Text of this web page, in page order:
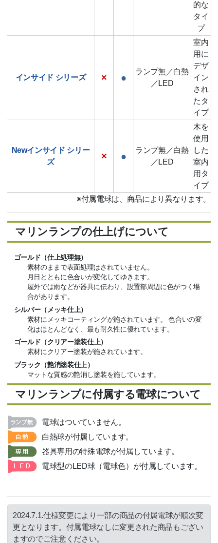
的な
タイ
プ
インサイド シリーズ × ●
ランプ無／白熱
／LED
室内
用に
デザ
イン
され
たタ
イプ
Newインサイド シリー
ズ
× ●
ランプ無／白熱
／LED
木を
使用
した
室内
用タ
イプ
※付属電球は、商品により異なります。
マリンランプの仕上げについて
ゴールド（仕上処理無）
素材のままで表面処理はされていません。
月日とともに色合いが変化してゆきます。
屋外では雨などが器具に伝わり、設置部周辺に色がつく場
合があります。
シルバー（メッキ仕上）
素材にメッキコーティングが施されています。 色合いの変
化はほとんどなく、最も耐久性に優れています。
ゴールド（クリアー塗装仕上）
素材にクリアー塗装が施されています。
ブラック（艶消塗装仕上）
マットな質感の艶消し塗装を施しています。
マリンランプに付属する電球について
電球はついていません。
白熱球が付属しています。
器具専用の特殊電球が付属しています。
電球型のLED球（電球色）が付属しています。
2024.7.1.仕様変更により一部の商品の付属電球が順次変
更となります。付属電球なしに変更された商品もござい
ますのでご注意ください。